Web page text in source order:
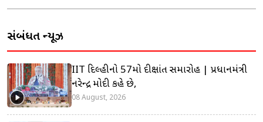
સંબંધિત ન્યૂઝ
IIT દિલ્હીનો 57મો દીક્ષાંત સમારોહ | પ્રધાનમંત્રી
નરેન્દ્ર મોદી કહે છે,
08 August, 2026